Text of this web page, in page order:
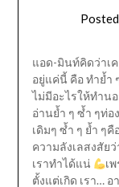
แอด-มินท์คิดว่าเ
อยู่แค่นี้ คือ ทำย้ำ
ไม่มีอะไรให้ทำน
อ่านย้ำ ๆ ซ้ำ ๆท่อ
เดิมๆ ซ้ำ ๆ ย้ำ ๆ
ความลังเลสงสัย
เราทำได้แน่
เ
ตั้งแต่เกิด เรา…